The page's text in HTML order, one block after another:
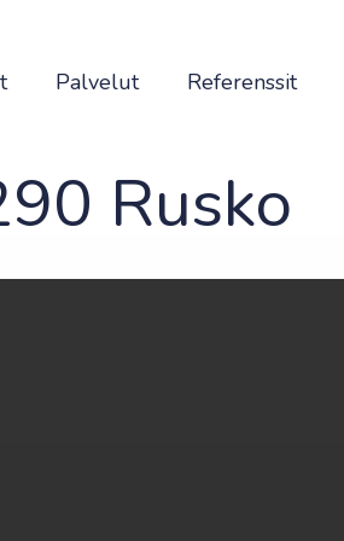
Palvelut Referenssit
Rusko